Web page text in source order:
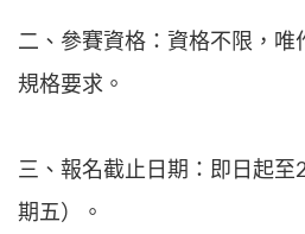
二、參賽資格：資格不限，唯
規格要求。
三、報名截止日期：即日起至
期五）。